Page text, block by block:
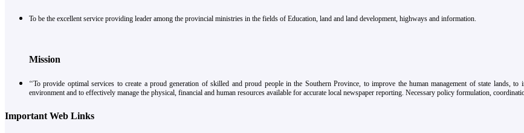
To be the excellent service providing leader among the provincial ministries in the fields of Education, land and land development, highways and information.
Mission
‘‘To provide optimal services to create a proud generation of skilled and proud people in the Southern Province, to improve the human management of state lands,
environment and to effectively manage the physical, financial and human resources available for accurate local newspaper reporting. Necessary policy formulation,
Important Web Links